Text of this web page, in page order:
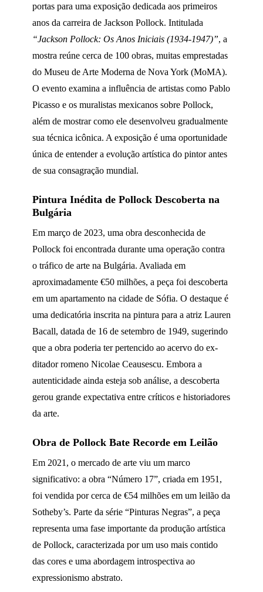
portas para uma exposição dedicada aos primeiros
anos da carreira de Jackson Pollock. Intitulada
“Jackson Pollock: Os Anos Iniciais (1934-1947)”, a
mostra reúne cerca de 100 obras, muitas emprestadas
do Museu de Arte Moderna de Nova York (MoMA).
O evento examina a influência de artistas como Pablo
Picasso e os muralistas mexicanos sobre Pollock,
além de mostrar como ele desenvolveu gradualmente
sua técnica icônica. A exposição é uma oportunidade
única de entender a evolução artística do pintor antes
de sua consagração mundial.
Pintura Inédita de Pollock Descoberta na
Bulgária
Em março de 2023, uma obra desconhecida de
Pollock foi encontrada durante uma operação contra
o tráfico de arte na Bulgária. Avaliada em
aproximadamente €50 milhões, a peça foi descoberta
em um apartamento na cidade de Sófia. O destaque é
uma dedicatória inscrita na pintura para a atriz Lauren
Bacall, datada de 16 de setembro de 1949, sugerindo
que a obra poderia ter pertencido ao acervo do ex-
ditador romeno Nicolae Ceausescu. Embora a
autenticidade ainda esteja sob análise, a descoberta
gerou grande expectativa entre críticos e historiadores
da arte.
Obra de Pollock Bate Recorde em Leilão
Em 2021, o mercado de arte viu um marco
significativo: a obra “Número 17”, criada em 1951,
foi vendida por cerca de €54 milhões em um leilão da
Sotheby’s. Parte da série “Pinturas Negras”, a peça
representa uma fase importante da produção artística
de Pollock, caracterizada por um uso mais contido
das cores e uma abordagem introspectiva ao
expressionismo abstrato.